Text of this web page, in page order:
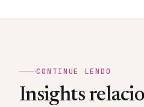
CONTINUE LENDO
Insights